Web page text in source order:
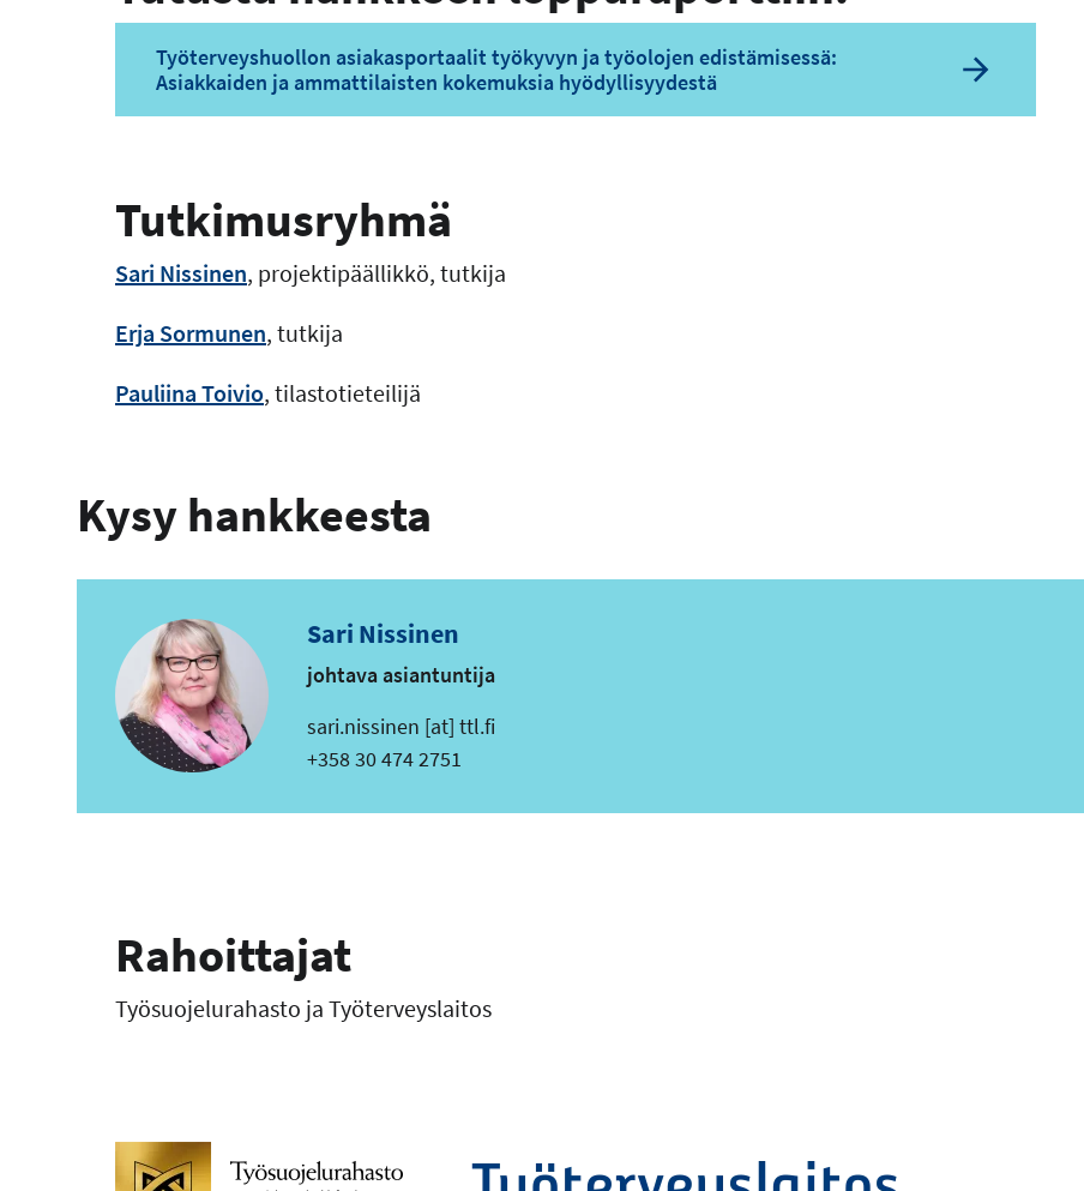
Työterveyshuollon asiakasportaalit työkyvyn ja työolojen edistämisessä:
Asiakkaiden ja ammattilaisten kokemuksia hyödyllisyydestä
Tutkimusryhmä
Sari Nissinen, projektipäällikkö, tutkija
Erja Sormunen, tutkija
Pauliina Toivio, tilastotieteilijä
Kysy hankkeesta
Sari Nissinen
johtava asiantuntija
s
ä
s
i
t
sari.nissinen [at] ttl.fi
Puhelin
+358 30 474 2751
Rahoittajat
Työsuojelurahasto ja Työterveyslaitos